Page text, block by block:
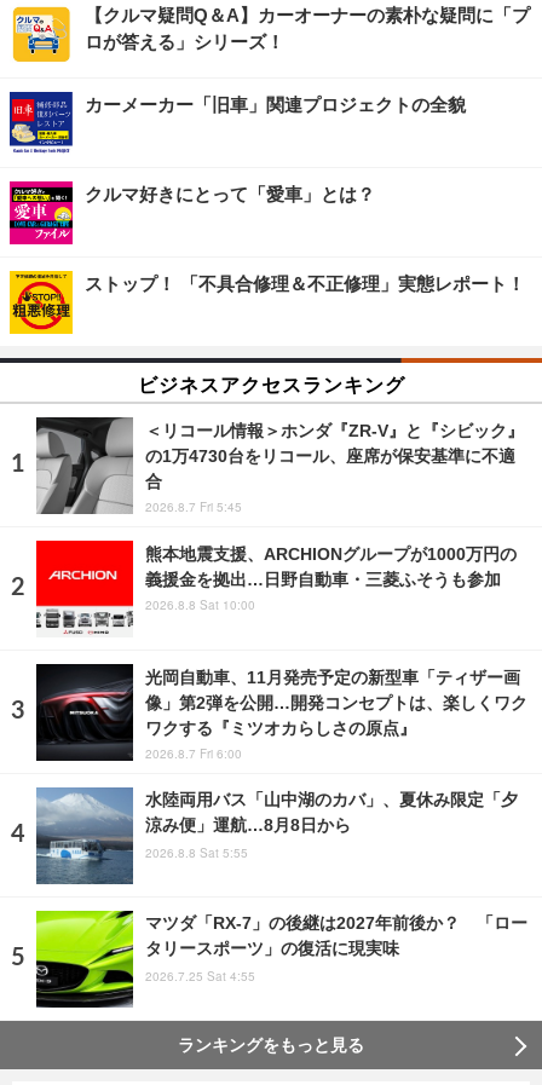
【クルマ疑問Q＆A】カーオーナーの素朴な疑問に「プ
ロが答える」シリーズ！
カーメーカー「旧車」関連プロジェクトの全貌
クルマ好きにとって「愛車」とは？
ストップ！ 「不具合修理＆不正修理」実態レポート！
ビジネスアクセスランキング
＜リコール情報＞ホンダ『ZR-V』と『シビック』
の1万4730台をリコール、座席が保安基準に不適
合
2026.8.7 Fri 5:45
熊本地震支援、ARCHIONグループが1000万円の
義援金を拠出…日野自動車・三菱ふそうも参加
2026.8.8 Sat 10:00
光岡自動車、11月発売予定の新型車「ティザー画
像」第2弾を公開…開発コンセプトは、楽しくワク
ワクする『ミツオカらしさの原点』
2026.8.7 Fri 6:00
水陸両用バス「山中湖のカバ」、夏休み限定「夕
涼み便」運航…8月8日から
2026.8.8 Sat 5:55
マツダ「RX-7」の後継は2027年前後か？ 「ロー
タリースポーツ」の復活に現実味
2026.7.25 Sat 4:55
ランキングをもっと見る